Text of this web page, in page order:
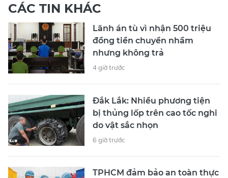
CÁC TIN KHÁC
Lãnh án tù vì nhận 500 triệu
đồng tiền chuyển nhầm
nhưng không trả
4 giờ trước
Đắk Lắk: Nhiều phương tiện
bị thủng lốp trên cao tốc nghi
do vật sắc nhọn
6 giờ trước
TPHCM đảm bảo an toàn thực